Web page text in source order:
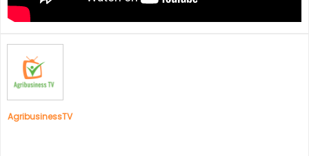
SÉNÉGAL
GUINÉE
AgribusinessTV